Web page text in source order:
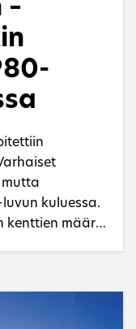
kuluessa.
kenttien määrä